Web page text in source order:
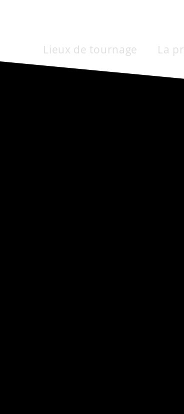
Lieux de tournage La